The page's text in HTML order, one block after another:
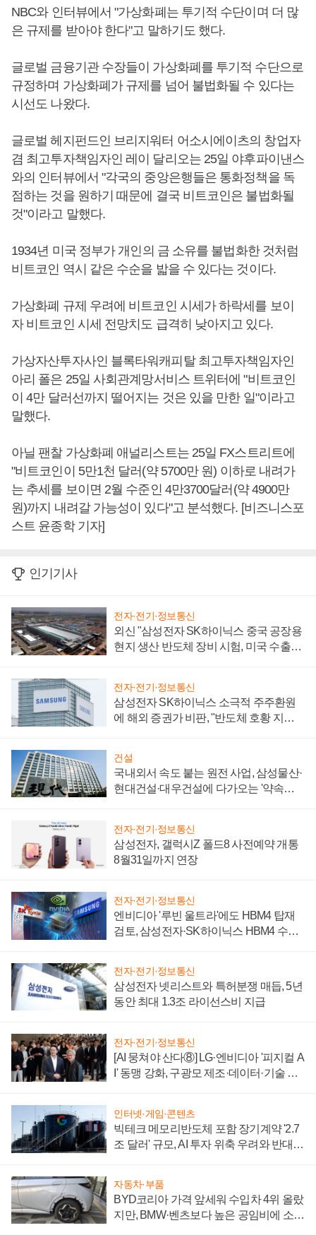
NBC와 인터뷰에서 "가상화폐는 투기적 수단이며 더 많
은 규제를 받아야 한다"고 말하기도 했다.
글로벌 금융기관 수장들이 가상화폐를 투기적 수단으로
규정하며 가상화폐가 규제를 넘어 불법화될 수 있다는
시선도 나왔다.
글로벌 헤지펀드인 브리지워터 어소시에이츠의 창업자
겸 최고투자책임자인 레이 달리오는 25일 야후파이낸스
와의 인터뷰에서 "각국의 중앙은행들은 통화정책을 독
점하는 것을 원하기 때문에 결국 비트코인은 불법화될
것"이라고 말했다.
1934년 미국 정부가 개인의 금 소유를 불법화한 것처럼
비트코인 역시 같은 수순을 밟을 수 있다는 것이다.
가상화폐 규제 우려에 비트코인 시세가 하락세를 보이
자 비트코인 시세 전망치도 급격히 낮아지고 있다.
가상자산투자사인 블록타워캐피탈 최고투자책임자인
아리 폴은 25일 사회관계망서비스 트위터에 "비트코인
이 4만 달러선까지 떨어지는 것은 있을 만한 일"이라고
말했다.
아닐 팬찰 가상화폐 애널리스트는 25일 FX스트리트에
"비트코인이 5만1천 달러(약 5700만 원) 이하로 내려가
는 추세를 보이면 2월 수준인 4만3700달러(약 4900만
원)까지 내려갈 가능성이 있다"고 분석했다. [비즈니스포
스트 윤종학 기자]
인기기사
전자·전기·정보통신
외신 "삼성전자 SK하이닉스 중국 공장용
현지 생산 반도체 장비 시험, 미국 수출통
전자·전기·정보통신
삼성전자 SK하이닉스 소극적 주주환원
에 해외 증권가 비판, "반도체 호황 지속
건설
국내외서 속도 붙는 원전 사업, 삼성물산·
현대건설·대우건설에 다가오는 '약속의
전자·전기·정보통신
삼성전자, 갤럭시Z 폴드8 사전예약 개통
8월31일까지 연장
전자·전기·정보통신
엔비디아 '루빈 울트라'에도 HBM4 탑재
검토, 삼성전자·SK하이닉스 HBM4 수율
전자·전기·정보통신
삼성전자 넷리스트와 특허분쟁 매듭, 5년
동안 최대 1.3조 라이선스비 지급
전자·전기·정보통신
[AI 뭉쳐야 산다⑧] LG·엔비디아 '피지컬 A
I' 동맹 강화, 구광모 제조·데이터·기술 결
인터넷·게임·콘텐츠
빅테크 메모리반도체 포함 장기계약 '2.7
조 달러' 규모, AI 투자 위축 우려와 반대
자동차·부품
BYD코리아 가격 앞세워 수입차 4위 올랐
지만, BMW·벤츠보다 높은 공임비에 소비